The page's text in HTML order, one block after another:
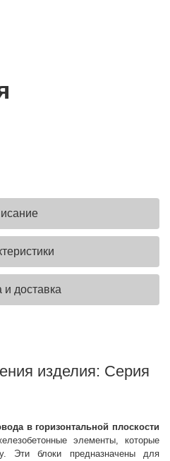
и доставка
изделия: Серия
в горизонтальной плоскости
элементы, которые
Эти блоки предназначены для